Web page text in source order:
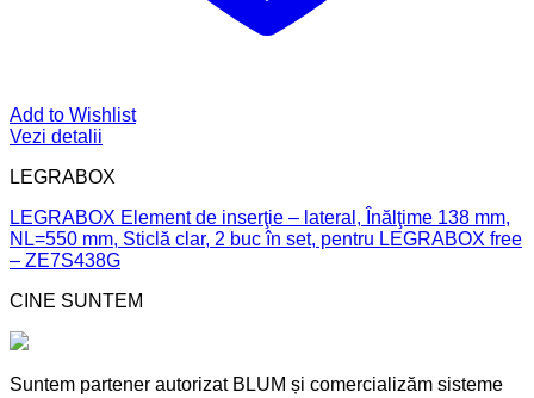
Add to Wishlist
Vezi detalii
LEGRABOX
LEGRABOX Element de inserţie – lateral, Înălţime 138 mm,
NL=550 mm, Sticlă clar, 2 buc în set, pentru LEGRABOX free
– ZE7S438G
CINE SUNTEM
Suntem partener autorizat BLUM și comercializăm sisteme